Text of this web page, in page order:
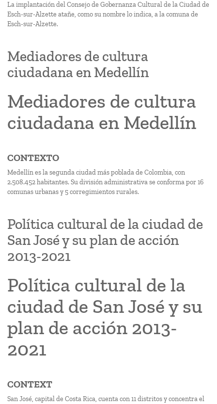
La implantación del Consejo de Gobernanza Cultural de la Ciudad de
Esch-sur-Alzette atañe, como su nombre lo indica, a la comuna de
Esch-sur-Alzette.
Mediadores de cultura
ciudadana en Medellín
Mediadores de cultura
ciudadana en Medellín
CONTEXTO
Medellín es la segunda ciudad más poblada de Colombia, con
2.508.452 habitantes. Su división administrativa se conforma por 16
comunas urbanas y 5 corregimientos rurales.
Política cultural de la ciudad de
San José y su plan de acción
2013-2021
Política cultural de la
ciudad de San José y su
plan de acción 2013-
2021
CONTEXT
San José, capital de Costa Rica, cuenta con 11 distritos y concentra el